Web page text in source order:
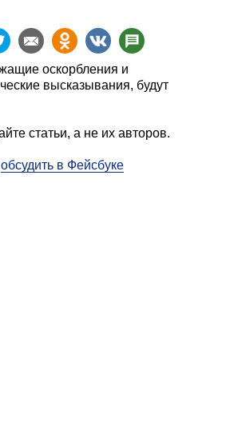
оскорбления и
высказывания, будут
статьи, а не их авторов.
обсудить в Фейсбуке